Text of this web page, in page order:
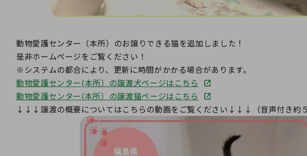
動物愛護センター（本所）のお譲りできる猫を追加しました！
是非ホームページをご覧ください！
※システムの都合により、更新に時間がかかる場合があります。
動物愛護センター(本所）の譲渡犬ページはこちら
動物愛護センター(本所）の譲渡猫ページはこちら
↓↓↓譲渡の概要についてはこちらの動画をご覧ください↓↓↓（音声付き約